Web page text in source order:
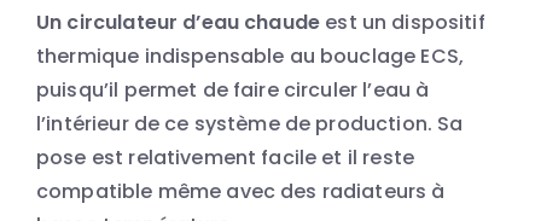
Un circulateur d’eau chaude est un dispositif
thermique indispensable au bouclage ECS,
puisqu’il permet de faire circuler l’eau à
l’intérieur de ce système de production. Sa
pose est relativement facile et il reste
compatible même avec des radiateurs à